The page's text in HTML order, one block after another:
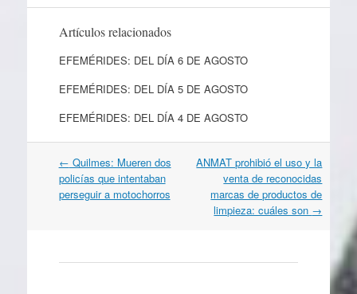
Artículos relacionados
EFEMÉRIDES: DEL DÍA 6 DE AGOSTO
EFEMÉRIDES: DEL DÍA 5 DE AGOSTO
EFEMÉRIDES: DEL DÍA 4 DE AGOSTO
Navegación
por
artículos
← Quilmes: Mueren dos
policías que intentaban
perseguir a motochorros
ANMAT prohibió el uso y la
venta de reconocidas
marcas de productos de
limpieza: cuáles son →